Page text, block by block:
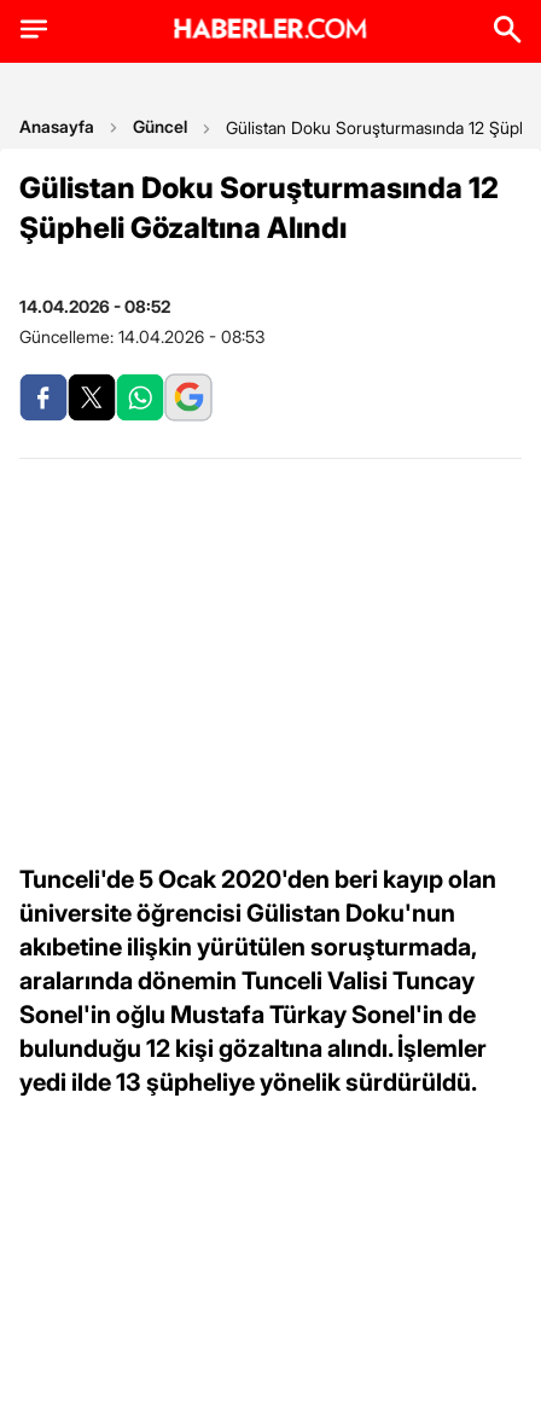
Anasayfa Güncel Gülistan Doku Soruşturmasında 12 Şüpheli
Gülistan Doku Soruşturmasında 12
Şüpheli Gözaltına Alındı
14.04.2026 - 08:52
Güncelleme: 14.04.2026 - 08:53
Tunceli'de 5 Ocak 2020'den beri kayıp olan
üniversite öğrencisi Gülistan Doku'nun
akıbetine ilişkin yürütülen soruşturmada,
aralarında dönemin Tunceli Valisi Tuncay
Sonel'in oğlu Mustafa Türkay Sonel'in de
bulunduğu 12 kişi gözaltına alındı. İşlemler
yedi ilde 13 şüpheliye yönelik sürdürüldü.